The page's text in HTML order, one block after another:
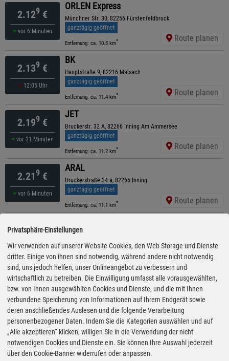
2.129 €
vor 6 Minuten
ORLEN Express
Münchner Str. 30, 82256 Fürstenfeldbruck
ganztägig geöffnet
Entfernung: ca. 10.8 km* Route planen
2.139 €
12:05 Uhr
BK
Hauptstraße 9, 82216 Maisach
ganztägig geöffnet
Entfernung: ca. 11.4 km* Route planen
2.199 €
vor 21 Minuten
JET
Bruckerstr. 32 A, 82266 Inning Am Ammersee
ganztägig geöffnet
Entfernung: ca. 11.2 km* Route planen
2.219 €
vor 6 Minuten
ARAL
Bruckerstraße 34 a, 82266 Inning
ganztägig geöffnet
Entfernung: ca. 11.1 km* Route planen
2.239€
vor 1 Minuten
Augsburger Str. 49, 82291 Mammendorf
geöffnet bis 20:30 Uhr
kürzeste Anfahrt
Entfernung: ca. 3.8 km* Route planen
2.239€
vor 21 Minuten
Shell
Augsburger Str. 42, 82256 Fuerstenfeldbruck
ganztägig geöffnet
Entfernung: ca. 9.8 km Route planen
2.239€
12:10 Uhr
AVIA XPress
Bahnhofstr. 105, 82269 Geltendorf
ganztägig geöffnet
Privatsphäre-Einstellungen
Wir verwenden auf unserer Website Cookies, den Web Storage und Dienste
dritter. Einige von ihnen sind notwendig, während andere nicht notwendig
sind, uns jedoch helfen, unser Onlineangebot zu verbessern und
wirtschaftlich zu betreiben. Die Einwilligung umfasst alle vorausgewählten,
bzw. von Ihnen ausgewählten Cookies und Dienste, und die mit Ihnen
verbundene Speicherung von Informationen auf Ihrem Endgerät sowie
deren anschließendes Auslesen und die folgende Verarbeitung
personenbezogener Daten. Indem Sie die Kategorien auswählen und auf
„Alle akzeptieren“ klicken, willigen Sie in die Verwendung der nicht
notwendigen Cookies und Dienste ein. Sie können Ihre Auswahl jederzeit
über den Cookie-Banner widerrufen oder anpassen.